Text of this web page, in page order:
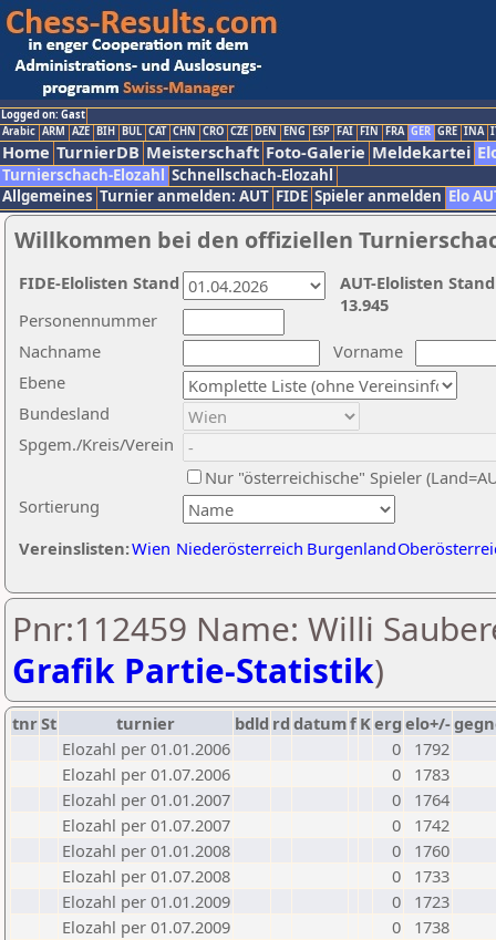
Logged on: Gast
Arabic ARM AZE BIH BUL CAT CHN CRO CZE DEN ENG ESP FAI FIN FRA GER GRE INA
Home TurnierDB Meisterschaft Foto-Galerie Meldekartei
Turnierschach-Elozahl Schnellschach-Elozahl
Allgemeines Turnier anmelden: AUT FIDE Spieler anmelden Elo
Willkommen bei den offiziellen
Nachname
Vorname
Ebene
Sortierung
Personennummer
Bundesland
Spgem./Kreis/Verein
Nur "österreichische" Spieler
Vereinslisten:Wien Niederösterreich Burgenland
AUT-Elolisten
13.945
FIDE-Elolisten Stand
Pnr:112459 Name: Willi
Grafik Partie-Statistik)
tnrSt turnier bdld rd datumf Kerg elo+/-
Elozahl per 01.01.2006
0
1792
Elozahl per 01.07.2006
0
1783
Elozahl per 01.01.2007
0
1764
Elozahl per 01.07.2007
0
1742
Elozahl per 01.01.2008
0
1760
Elozahl per 01.07.2008
0
1733
Elozahl per 01.01.2009
0
1723
Elozahl per 01.07.2009
0
1738